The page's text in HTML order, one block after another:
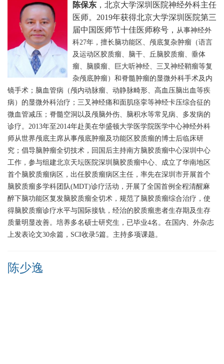
陈保东 ，北京大学深圳医院神经外科主任
医师。2019年获得北京大学深圳医院第三
届中国医师节十佳医师称号， 从事神经外
科27年，擅长脑功能区、颅底复杂肿瘤（语言
及运动区胶质瘤、脑干、丘脑胶质瘤、垂体
瘤、脑膜瘤、巨大听神经、三叉神经鞘瘤等复
杂颅底肿瘤）和脊髓肿瘤的显微外科手术及内
镜手术；脑血管病（颅内动脉瘤、动静脉畸形、高血压脑出血等疾
病）的显微外科治疗；三叉神经痛和面肌痉挛等神经卡压综合征的
微血管减压；脊髓空洞以及颅脑外伤、脑积水等常见病、多发病的
诊疗。2013年至2014年赴美在华盛顿大学医学院医学中心神经外科
师从世界颅底主席从事颅底肿瘤及功能区胶质瘤的博士后临床研
究；倡导脑肿瘤全切技术，回国后主持南方脑胶质瘤中心深圳中心
工作，参与组建北京天坛医院深圳脑胶质瘤中心、成立了华南地区
首个脑胶质瘤病区，出任胶质瘤病区主任，率先在深圳市开展首个
脑胶质瘤多学科团队(MDT)诊疗活动，开展了全国首例全程清醒麻
醉下脑功能区复发脑胶质瘤全切术，规范了脑胶质瘤综合治疗，使
得脑胶质瘤诊疗水平与国际接轨，经治的胶质瘤患者生存期及生存
质量明显改善。培养多名硕士研究生，已毕业4名。在国内、外杂志
上发表论文30余篇，SCI收录5篇。主持多项课题。
陈少逸